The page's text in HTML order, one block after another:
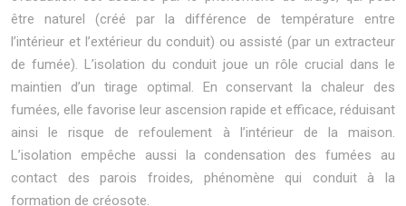
être naturel (créé par la différence de température entre
l’intérieur et l’extérieur du conduit) ou assisté (par un extracteur
de fumée). L’isolation du conduit joue un rôle crucial dans le
maintien d’un tirage optimal. En conservant la chaleur des
fumées, elle favorise leur ascension rapide et efficace, réduisant
ainsi le risque de refoulement à l’intérieur de la maison.
L’isolation empêche aussi la condensation des fumées au
contact des parois froides, phénomène qui conduit à la
formation de créosote.